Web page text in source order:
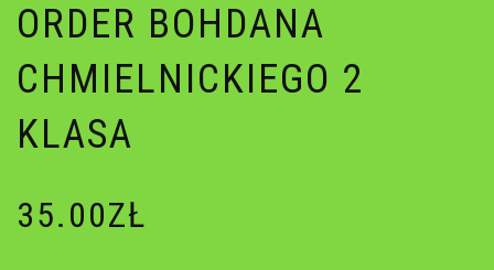
ORDER BOHDANA
CHMIELNICKIEGO 2
KLASA
35.00ZŁ